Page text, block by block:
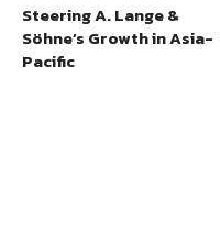
Steering A. Lange &
Söhne’s Growth in Asia-
Pacific